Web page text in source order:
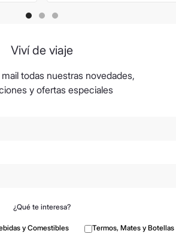
Viví de viaje
todas nuestras novedades,
y ofertas especiales
¿Qué te interesa?
y Comestibles
Termos, Mates y Botellas